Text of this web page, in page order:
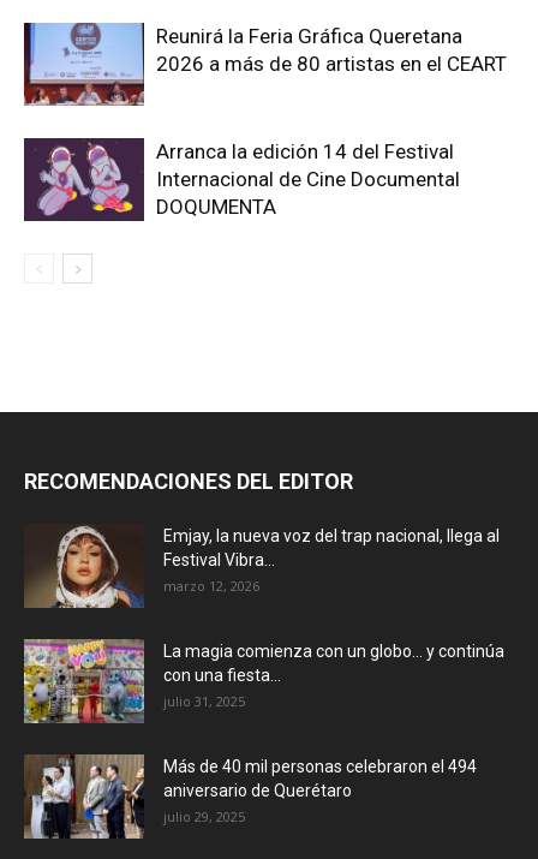
Reunirá la Feria Gráfica Queretana
2026 a más de 80 artistas en el CEART
Arranca la edición 14 del Festival
Internacional de Cine Documental
DOQUMENTA
RECOMENDACIONES DEL EDITOR
Emjay, la nueva voz del trap nacional, llega al
Festival Vibra...
marzo 12, 2026
La magia comienza con un globo… y continúa
con una fiesta...
julio 31, 2025
Más de 40 mil personas celebraron el 494
aniversario de Querétaro
julio 29, 2025